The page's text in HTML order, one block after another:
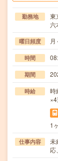
勤務地
東
六
曜日頻度
時間
期間
時給
時
1
仕事内容
未
応